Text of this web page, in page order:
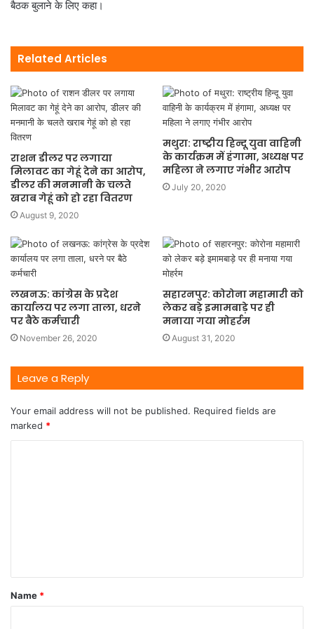
बैठक बुलाने के लिए कहा।
Related Articles
राशन डीलर पर लगाया
मिलावट का गेहूं देने का आरोप,
डीलर की मनमानी के चलते
खराब गेहूं को हो रहा वितरण
August 9, 2020
मथुरा: राष्ट्रीय हिन्दू युवा वाहिनी
के कार्यक्रम में हंगामा, अध्यक्ष पर
महिला ने लगाए गंभीर आरोप
July 20, 2020
लखनऊ: कांग्रेस के प्रदेश
कार्यालय पर लगा ताला, धरने
पर बैठे कर्मचारी
November 26, 2020
सहारनपुर: कोरोना महामारी को
लेकर बड़े इमामबाड़े पर ही
मनाया गया मोहर्रम
August 31, 2020
Leave a Reply
Your email address will not be published. Required fields are
marked *
Name *